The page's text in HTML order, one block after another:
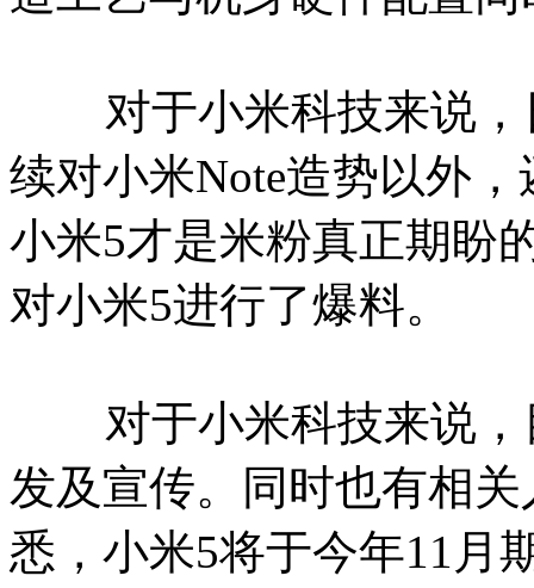
对于小米科技来说，
续对小米Note造势以外
小米5才是米粉真正期盼
对小米5进行了爆料。
对于小米科技来说，
发及宣传。同时也有相
悉，小米5将于今年11月